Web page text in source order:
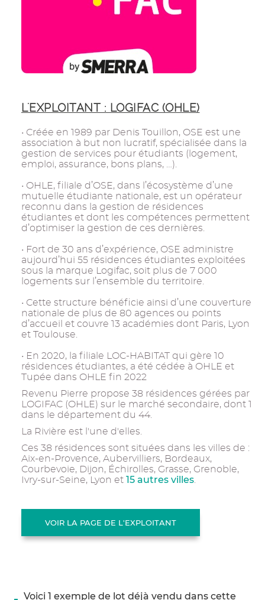
L'EXPLOITANT : LOGIFAC (OHLE)
• Créée en 1989 par Denis Touillon, OSE est une
association à but non lucratif, spécialisée dans la
gestion de services pour étudiants (logement,
emploi, assurance, bons plans, …).
• OHLE, filiale d’OSE, dans l’écosystème d’une
mutuelle étudiante nationale, est un opérateur
reconnu dans la gestion de résidences
étudiantes et dont les compétences permettent
d’optimiser la gestion de ces dernières.
• Fort de 30 ans d’expérience, OSE administre
aujourd’hui 55 résidences étudiantes exploitées
sous la marque Logifac, soit plus de 7 000
logements sur l’ensemble du territoire.
• Cette structure bénéficie ainsi d’une couverture
nationale de plus de 80 agences ou points
d’accueil et couvre 13 académies dont Paris, Lyon
et Toulouse.
• En 2020, la filiale LOC-HABITAT qui gère 10
résidences étudiantes, a été cédée à OHLE et
Tupée dans OHLE fin 2022
Revenu Pierre propose 38 résidences gérées par
LOGIFAC (OHLE) sur le marché secondaire, dont 1
dans le département du 44.
La Rivière est l'une d'elles.
Ces 38 résidences sont situées dans les villes de :
Aix-en-Provence, Aubervilliers, Bordeaux,
Courbevoie, Dijon, Échirolles, Grasse, Grenoble,
Ivry-sur-Seine, Lyon et 15 autres villes
VOIR LA PAGE DE L'EXPLOITANT
Voici 1 exemple de lot déjà vendu dans cette